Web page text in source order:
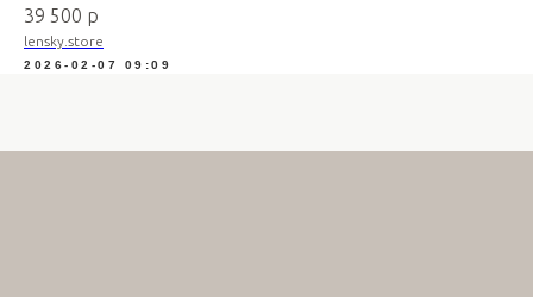
39 500 р
lensky.store
2026-02-07 09:09